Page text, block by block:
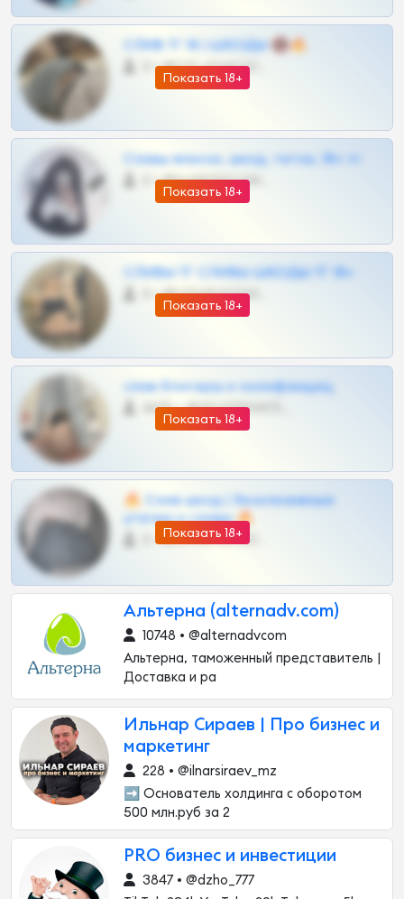
Показать 18+
СЛИВ ТГ 18 | ШКОДЫ 🔞🔥
0 •
Показать 18+
Сливы вписок, шкод, теток, 18+ тг
0 •
Показать 18+
СЛИВЫ ТГ СЛИВЫ ШКОДЫ ТГ 18+
0 •
Показать 18+
слив блогерш и онлифанщиц
4675 •
Показать 18+
🔥 Слив шкод | Эксклюзивные
утечки и сливы 🔥
0 •
Альтерна (alternadv.com)
10748 • @alternadvcom
Альтерна, таможенный представитель |
Доставка и ра
Ильнар Сираев | Про бизнес и
маркетинг
228 • @ilnarsiraev_mz
➡️ Основатель холдинга с оборотом
500 млн.руб за 2
PRO бизнес и инвестиции
3847 • @dzho_777